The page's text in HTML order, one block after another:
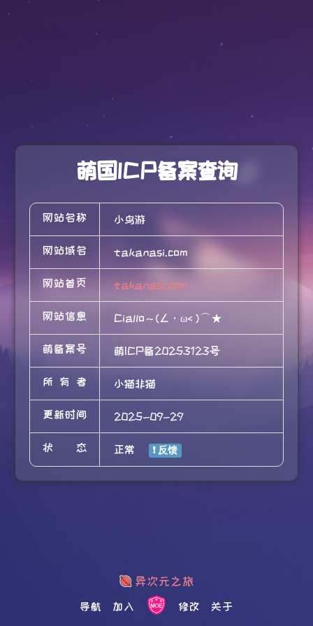
萌国ICP备案查询
网站名称 小鸟游
网站域名 takanasi.com
网站首页 takanasi.com
网站信息 Ciallo～(∠・ω< )⌒★
萌备案号 萌ICP备20253123号
所有者 小猫非猫
更新时间 2025-09-29
状态 正常
导航 加入 修改 关于